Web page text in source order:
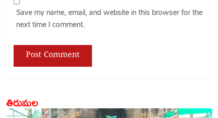
Save my name, email, and website in this browser for the
next time I comment.
తిరుమల